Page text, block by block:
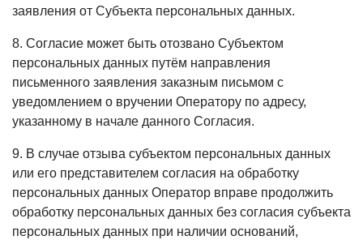
заявления от Субъекта персональных данных.
8. Согласие может быть отозвано Субъектом
персональных данных путём направления
письменного заявления заказным письмом с
уведомлением о вручении Оператору по адресу,
указанному в начале данного Согласия.
9. В случае отзыва субъектом персональных данных
или его представителем согласия на обработку
персональных данных Оператор вправе продолжить
обработку персональных данных без согласия субъекта
персональных данных при наличии оснований,